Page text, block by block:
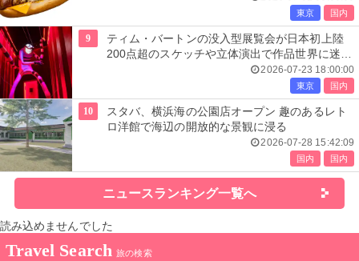
東京 国内
9
ティム・バートンの没入型展覧会が日本初上陸
200点超のスケッチや立体演出で作品世界に迷い
2026-07-23 18:00:00
東京 国内
10
スタバ、横浜海の公園店オープン 趣のあるレト
ロ洋館で海辺の開放的な景観に浸る
2026-07-28 15:42:09
国内 国内
ニュースランキング一覧へ
読み込めませんでした
Travel Search 旅の検索